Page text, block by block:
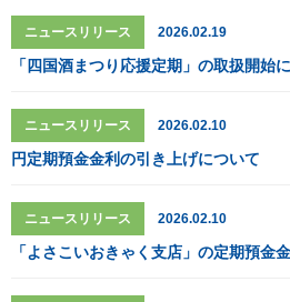
ニュースリリース 2026.02.19
「四国酒まつり応援定期」の取扱開始
ニュースリリース 2026.02.10
円定期預金金利の引き上げについて
ニュースリリース 2026.02.10
「よさこいおきゃく支店」の定期預金